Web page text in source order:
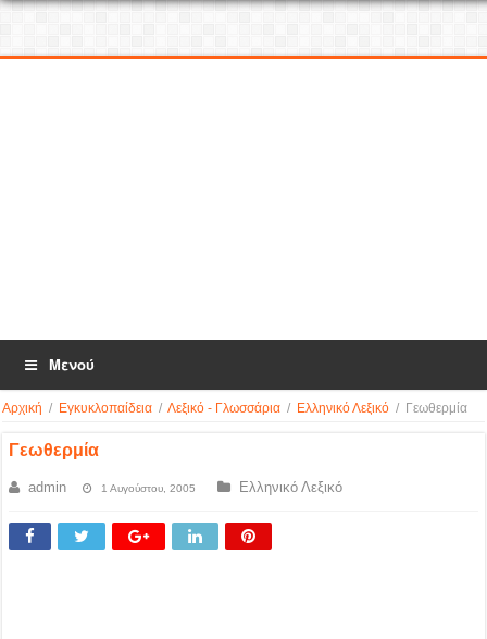
Μενού
Αρχική / Εγκυκλοπαίδεια / Λεξικό - Γλωσσάρια / Ελληνικό Λεξικό / Γεωθερμία
Γεωθερμία
admin 1 Αυγούστου, 2005 Ελληνικό Λεξικό